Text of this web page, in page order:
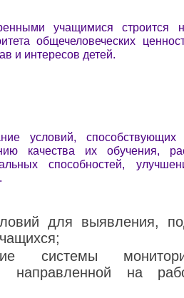
учащимися строится
общечеловеческих
и интересов детей.
условий, способствующих
качества их обучения,
способностей,
для выявления,
системы
направленной на